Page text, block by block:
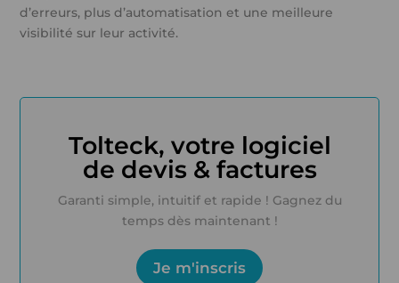
d’erreurs, plus d’automatisation et une meilleure
visibilité sur leur activité.
Tolteck, votre logiciel
de devis & factures
Garanti simple, intuitif et rapide ! Gagnez du
temps dès maintenant !
Je m'inscris